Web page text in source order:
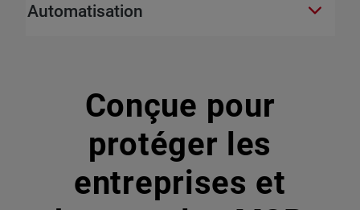
Automatisation
Conçue pour
protéger les
entreprises et